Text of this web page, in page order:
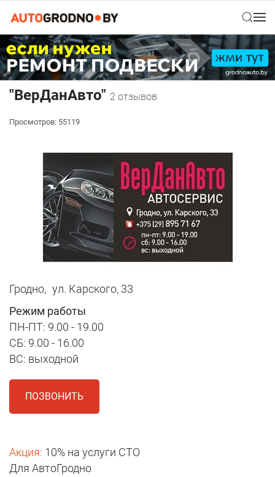
"ВерДанАвто" 2 отзывов
Просмотров: 55119
Гродно, ул. Карского, 33
Режим работы
ПН-ПТ: 9.00 - 19.00
СБ: 9.00 - 16.00
ВС: выходной
ПОЗВОНИТЬ
Акция: 10% на услуги СТО
Для АвтоГродно